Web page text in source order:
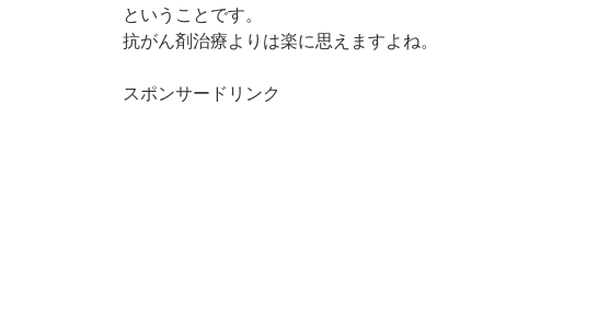
ということです。
抗がん剤治療よりは楽に思えますよね。
スポンサードリンク